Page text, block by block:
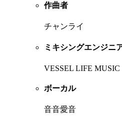
作曲者
チャンライ
ミキシングエンジニ
VESSEL LIFE MUSIC
ボーカル
音音愛音